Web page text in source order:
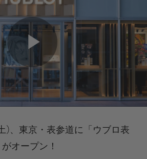
Play
)、 東京 ・表参道に「ウブロ表
がオープン！
GRATUITS